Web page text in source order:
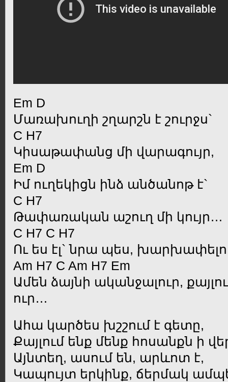
Em D
Մառախուղի շղարշն է շուրջս`
C H7
Կիսաթափանց մի վարագույր,
Em D
Իմ ուղեկիցն ինձ անծանոթ է`
C H7
Թափառական աշուղ մի կույր…
C H7 C H7
Ու ես էլ` նրա պես,
Am H7 C Am H7 Em
Ամեն ձայնի ականջալուր,
ուր…
Ահա կարծես խշշում է գետը,
Քայլում ենք մենք հոսանքն ի
Այնտեղ, ասում են, արևոտ է,
Կապույտ երկինք, ճերմակ